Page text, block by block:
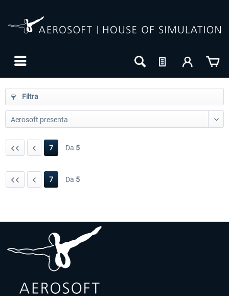
EmergencyDispatcherPro - 24h Free
Filtra
7 Da 5
7 Da 5